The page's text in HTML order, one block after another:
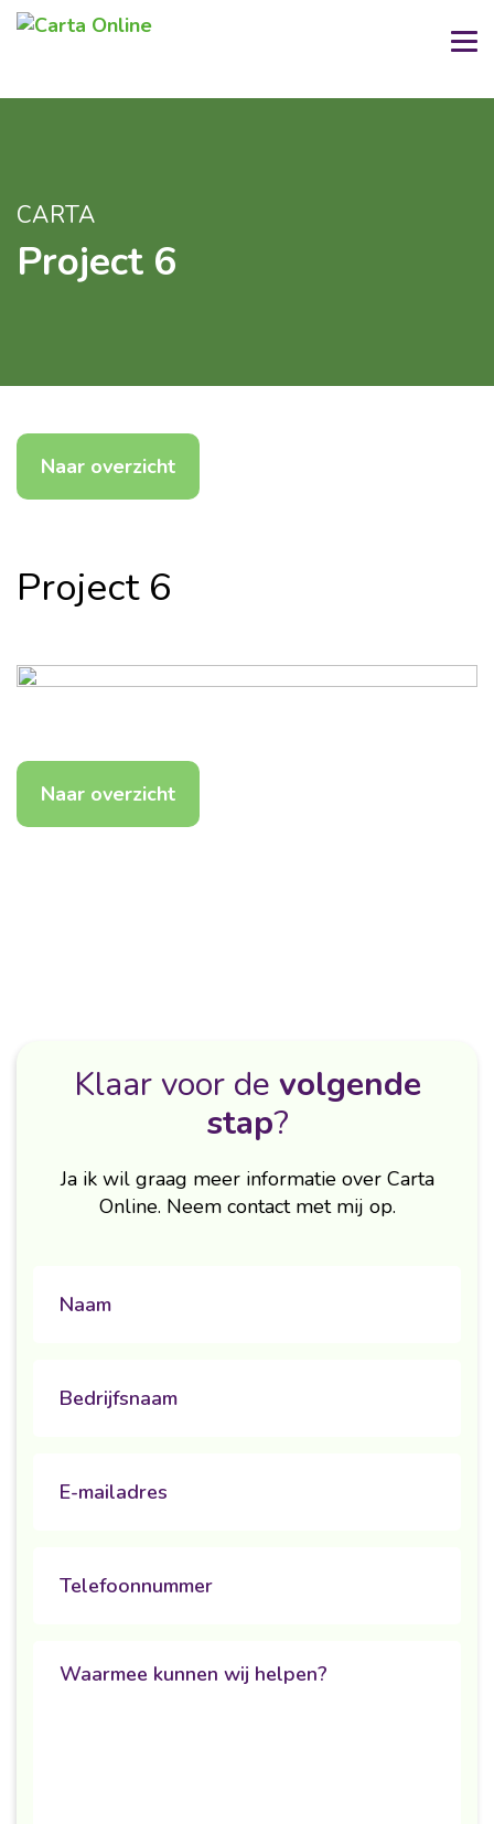
CARTA
Project 6
Naar overzicht
Project 6
Naar overzicht
Klaar voor de volgende
stap?
Ja ik wil graag meer informatie over Carta
Online. Neem contact met mij op.